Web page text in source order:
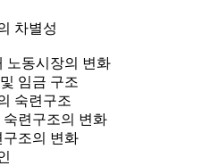
차별성
노동시장의 변화
임금 구조
숙련구조
련구조의 변화
구조의 변화